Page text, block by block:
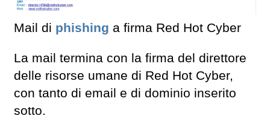
Mail di phishing a firma Red Hot Cyber
La mail termina con la firma del direttore
delle risorse umane di Red Hot Cyber,
con tanto di email e di dominio inserito
sotto.